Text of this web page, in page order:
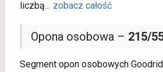
liczbą... zobacz całość
Opona osobowa – 215/
Segment opon osobowych